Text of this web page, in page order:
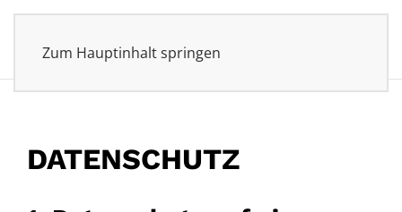
Zum Hauptinhalt springen
DATENSCHUTZ